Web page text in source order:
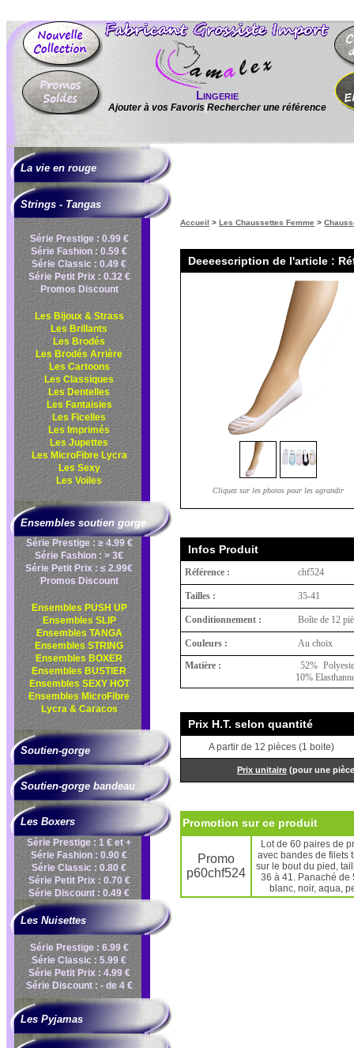
Lingerie
Ajouter à vos Favoris Rechercher une référence
La vie en rouge
Strings - Tangas
Série Prestige : 0.99 €
Série Fashion : 0.59 €
Série Classic : 0.49 €
Série Petit Prix : 0.32 €
Promos Discount
Les Bijoux & Strass
Les Brillants
Les Brodés
Les Brodés Arrière
Les Cartoons
Les Classiques
Les Dentelles
Les Fantaisies
Les Ficelles
Les Imprimés
Les Jupettes
Les MicroFibre Lycra
Les Sexy
Les Voiles
Ensembles soutien gorge
Série Prestige : ≥ 4.99 €
Série Fashion : > 3€
Série Petit Prix : ≤ 2.99€
Promos Discount
Ensembles PUSH UP
Ensembles SLIP
Ensembles TANGA
Ensembles STRING
Ensembles BOXER
Ensembles BUSTIER
Ensembles SEXY HOT
Ensembles MicroFibre
Lycra & Caracos
Soutien-gorge
Soutien-gorge bandeau
Les Boxers
Série Prestige : 1 € et +
Série Fashion : 0.90 €
Série Classic : 0.80 €
Série Petit Prix : 0.70 €
Série Discount : 0.49 €
Les Nuisettes
Série Prestige : 6.99 €
Série Classic : 5.99 €
Série Petit Prix : 4.99 €
Série Discount : - de 4 €
Les Pyjamas
Accueil > Les Chaussettes Femme >
Deeeescription de l'article :
Cliquez sur les photos pour les agrandir
Infos Produit
Référence : chf524
Tailles : 35-41
Conditionnement : Boîte de 12
Couleurs :
Au choix
Matière :
52%
10%
Prix H.T. selon quantité
A partir de 12 pièces (1 boite)
Prix unitaire (pour une
Promotion sur ce produit
Promo
p60chf524
Lot de 60 paires de
avec bandes de filets
sur le bout du pied,
36 à 41. Panaché de
blanc, noir, aqua,